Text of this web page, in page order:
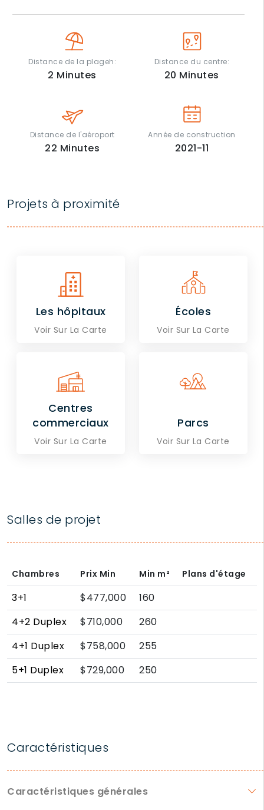
Distance de la plageh:
2 Minutes
Distance du centre:
20 Minutes
Distance de l'aéroport
22 Minutes
Année de construction
2021-11
Projets à proximité
Les hôpitaux
Voir Sur La Carte
Écoles
Voir Sur La Carte
Centres
commerciaux
Voir Sur La Carte
Parcs
Voir Sur La Carte
Salles de projet
Chambres Prix Min Min m² Plans d'étage
3+1 $477,000
160
4+2 Duplex
$710,000
260
4+1 Duplex
$758,000
255
5+1 Duplex
$729,000 250
Caractéristiques
Caractéristiques générales